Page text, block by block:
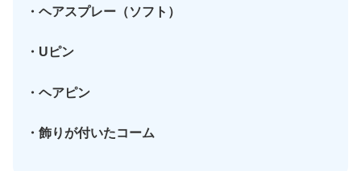
・ヘアスプレー（ソフト）
・Uピン
・ヘアピン
・飾りが付いたコーム